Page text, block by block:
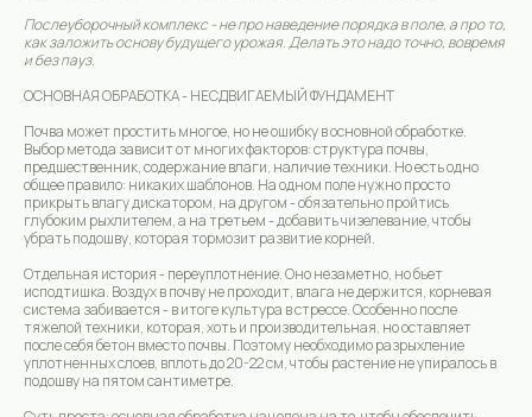
Послеуборочный комплекс - не про наведение порядка в поле, а про то,
как заложить основу будущего урожая. Делать это надо точно, вовремя
и без пауз.
ОСНОВНАЯ ОБРАБОТКА - НЕСДВИГАЕМЫЙ ФУНДАМЕНТ
Почва может простить многое, но не ошибку в основной обработке.
Выбор метода зависит от многих факторов: структура почвы,
предшественник, содержание влаги, наличие техники. Но есть одно
общее правило: никаких шаблонов. На одном поле нужно просто
прикрыть влагу дискатором, на другом - обязательно пройтись
глубоким рыхлителем, а на третьем - добавить чизелевание, чтобы
убрать подошву, которая тормозит развитие корней.
Отдельная история - переуплотнение. Оно незаметно, но бьет
исподтишка. Воздух в почву не проходит, влага не держится, корневая
система забивается - в итоге культура в стрессе. Особенно после
тяжелой техники, которая, хоть и производительная, но оставляет
после себя бетон вместо почвы. Поэтому необходимо разрыхление
уплотненных слоев, вплоть до 20-22 см, чтобы растение не упиралось в
подошву на пятом сантиметре.